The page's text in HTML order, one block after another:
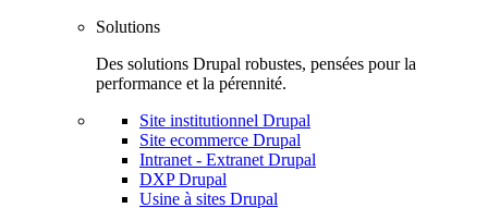
Solutions
Des solutions Drupal robustes, pensées pour la
performance et la pérennité.
Site institutionnel Drupal
Site ecommerce Drupal
Intranet - Extranet Drupal
DXP Drupal
Usine à sites Drupal